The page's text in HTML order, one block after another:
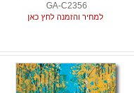
GA-C2356
למחיר והזמנה לחץ כאן